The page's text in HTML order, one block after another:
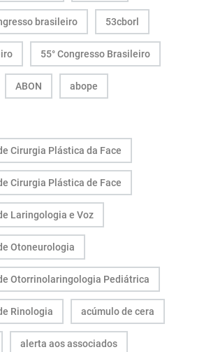
brasileiro 53cborl
55° Congresso Brasileiro
ABON abope
Cirurgia Plástica da Face
Cirurgia Plástica de Face
Laringologia e Voz
Otoneurologia
Otorrinolaringologia Pediátrica
Rinologia acúmulo de cera
alerta aos associados